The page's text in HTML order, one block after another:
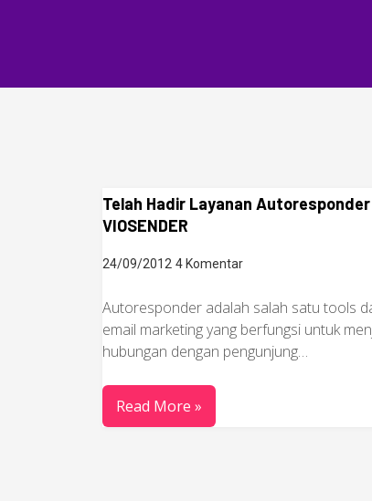
Telah Hadir Layanan
VIOSENDER
24/09/2012 4 Komentar
Autoresponder adalah salah satu tools
email marketing yang berfungsi untuk
hubungan dengan pengunjung…
Read More »